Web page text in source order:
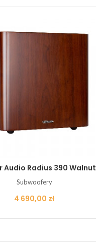
Audio Radius 390 Walnut
Subwoofery
Cena
4 690,00 zł